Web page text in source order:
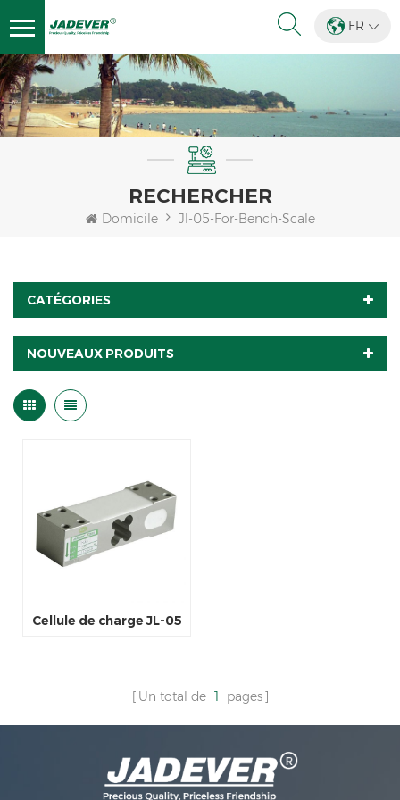
FR
RECHERCHER
Domicile Jl-05-For-Bench-Scale
CATÉGORIES
NOUVEAUX PRODUITS
Cellule de charge JL-05
Un total de 1 pages